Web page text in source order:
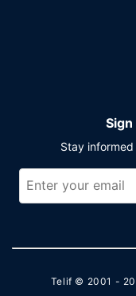
Stay
Telif © 2001 -